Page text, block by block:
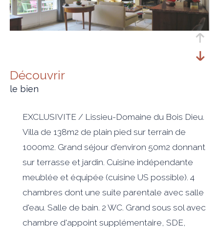
découvrir
le bien
EXCLUSIVITE / Lissieu-Domaine du Bois Dieu.
Villa de 138m2 de plain pied sur terrain de
1000m2. Grand séjour d'environ 50m2 donnant
sur terrasse et jardin. Cuisine indépendante
meublée et équipée (cuisine US possible). 4
chambres dont une suite parentale avec salle
d'eau. Salle de bain. 2 WC. Grand sous sol avec
chambre d'appoint supplémentaire, SDE,